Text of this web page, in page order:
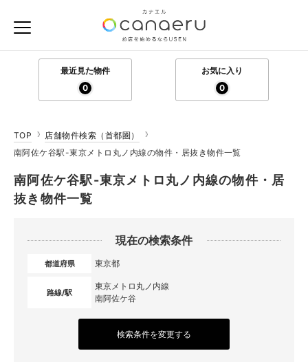
最近見た物件
0
お気に入り
0
TOP
店舗物件検索（首都圏）
南阿佐ケ谷駅-東京メトロ丸ノ内線の物件・居抜き物件一覧
南阿佐ケ谷駅-東京メトロ丸ノ内線の物件・居
抜き物件一覧
現在の検索条件
都道府県 東京都
路線/駅
東京メトロ丸ノ内線
南阿佐ケ谷
検索条件を変更する